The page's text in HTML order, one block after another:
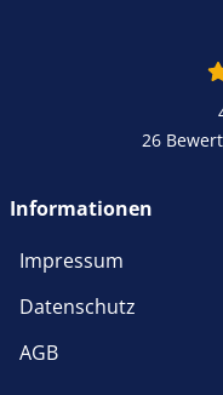
26
Informationen
Impressum
Datenschutz
AGB